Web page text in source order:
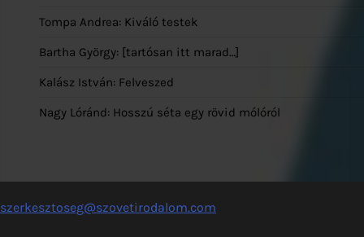
Tompa Andrea: Kiváló testek
Bartha György: [tartósan itt marad…]
Kalász István: Felveszed
Nagy Lóránd: Hosszú séta egy rövid mólóról
szerkesztoseg@szovetirodalom.com